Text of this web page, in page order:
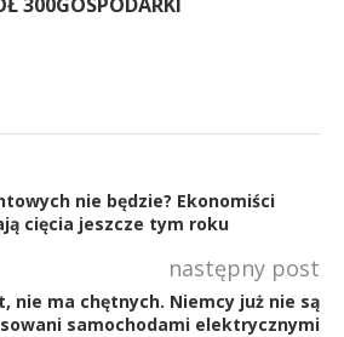
nie będzie? Ekonomiści
cięcia jeszcze tym roku
następny post
nie ma chętnych. Niemcy już nie są
samochodami elektrycznymi